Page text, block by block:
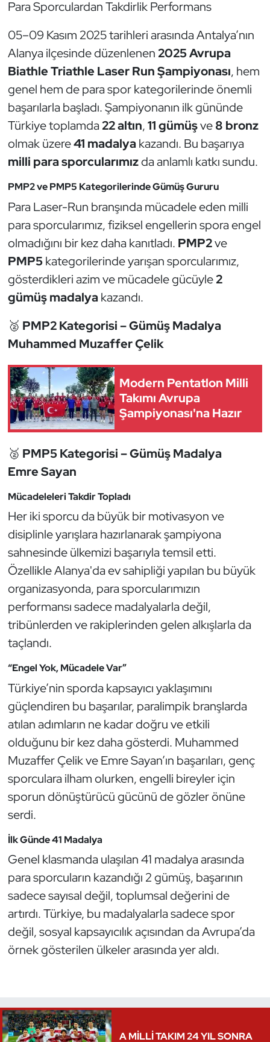
Para Sporculardan Takdirlik Performans
05–09 Kasım 2025 tarihleri arasında Antalya’nın
Alanya ilçesinde düzenlenen 2025 Avrupa
Biathle Triathle Laser Run Şampiyonası, hem
genel hem de para spor kategorilerinde önemli
başarılarla başladı. Şampiyonanın ilk gününde
Türkiye toplamda 22 altın,11 gümüşve8 bronz
olmak üzere41 madalyakazandı. Bu başarıya
milli para sporcularımızda anlamlı katkı sundu.
PMP2 ve PMP5 Kategorilerinde Gümüş Gururu
Para Laser-Run branşında mücadele eden milli
para sporcularımız, fiziksel engellerin spora engel
olmadığını bir kez daha kanıtladı. PMP2ve
PMP5kategorilerinde yarışan sporcularımız,
gösterdikleri azim ve mücadele gücüyle2
gümüş madalyakazandı.
🥈 PMP2 Kategorisi – Gümüş Madalya
Muhammed Muzaffer Çelik
Modern Pentatlon Milli
Takımı Avrupa
Şampiyonası'na Hazır
🥈 PMP5 Kategorisi – Gümüş Madalya
Emre Sayan
Mücadeleleri Takdir Topladı
Her iki sporcu da büyük bir motivasyon ve
disiplinle yarışlara hazırlanarak şampiyona
sahnesinde ülkemizi başarıyla temsil etti.
Özellikle Alanya'da ev sahipliği yapılan bu büyük
organizasyonda, para sporcularımızın
performansı sadece madalyalarla değil,
tribünlerden ve rakiplerinden gelen alkışlarla da
taçlandı.
“Engel Yok, Mücadele Var”
Türkiye’nin sporda kapsayıcı yaklaşımını
güçlendiren bu başarılar, paralimpik branşlarda
atılan adımların ne kadar doğru ve etkili
olduğunu bir kez daha gösterdi. Muhammed
Muzaffer Çelik ve Emre Sayan’ın başarıları, genç
sporculara ilham olurken, engelli bireyler için
sporun dönüştürücü gücünü de gözler önüne
serdi.
İlk Günde 41 Madalya
Genel klasmanda ulaşılan 41 madalya arasında
para sporcuların kazandığı 2 gümüş, başarının
sadece sayısal değil, toplumsal değerini de
artırdı. Türkiye, bu madalyalarla sadece spor
değil, sosyal kapsayıcılık açısından da Avrupa’da
örnek gösterilen ülkeler arasında yer aldı.
A MİLLİ TAKIM 24 YIL SONRA
E-Spor
Eskrim
Futbol
Futsal
Golf
Güreş
Halter
Hava Sporları
Hentbol
Judo ve Kuraş
Kano ve Rafting
Karate
Kayak
Kempo
Kick Boks
Kürek
Masa Tenisi
Modern Pentatlon
Motor Sporları
Muay Thai
Okçuluk
Optimist
Oryantiring
Özel Sporcular
Ragbi
Satranç
Su Topu
Tekvando
Tenis